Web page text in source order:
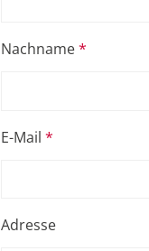
Nachname
E-Mail
Adresse